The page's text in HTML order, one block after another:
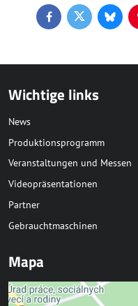
FacebookTwitter
Wichtige links
News
Produktionsprogramm
Veranstaltungen und Messen
Videopräsentationen
Partner
Gebrauchtmaschinen
Mapa